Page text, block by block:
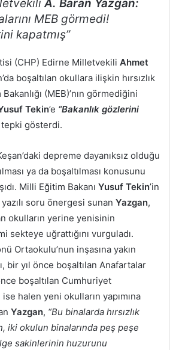
A. Baran Yazgan:
MEB görmedi!
kapatmış”
(CHP) Edirne Milletvekili Ahmet
boşaltılan okullara ilişkin hırsızlık
(MEB)’nın görmediğini
Tekin’e “Bakanlık gözlerini
gösterdi.
depreme dayanıksız olduğu
ya da boşaltılması konusunu
Milli Eğitim Bakanı Yusuf Tekin’in
soru önergesi sunan Yazgan,
okulların yerine yenisinin
sekteye uğrattığını vurguladı.
Ortaokulu’nun inşasına yakın
bir yıl önce boşaltılan Anafartalar
boşaltılan Cumhuriyet
halen yeni okulların yapımına
Yazgan, “Bu binalarda hırsızlık
iki okulun binalarında peş peşe
sakinlerinin huzurunu